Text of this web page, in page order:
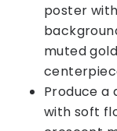
poster
muted
Produce a
with soft